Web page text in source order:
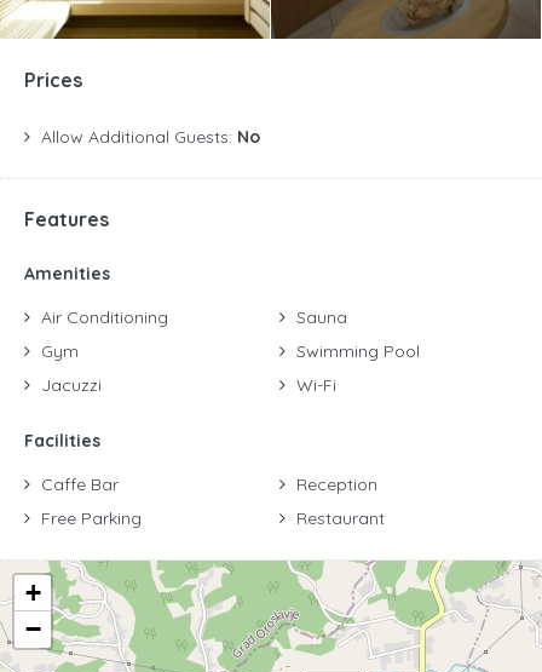
Prices
Allow Additional Guests: No
Features
Amenities
Air Conditioning
Gym
Jacuzzi
Sauna
Swimming Pool
Wi-Fi
Facilities
Caffe Bar
Free Parking
Reception
Restaurant
+
−